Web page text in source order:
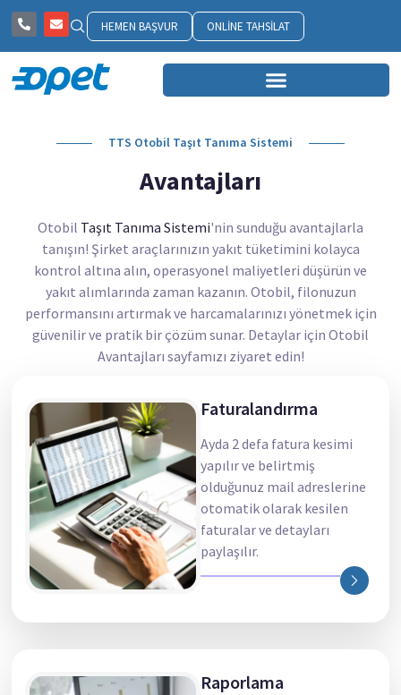
HEMEN BAŞVUR ONLINE TAHSILAT
TTS Otobil Taşıt Tanıma Sistemi
Avantajları
Otobil Taşıt Tanıma Sistemi'nin sunduğu avantajlarla
tanışın! Şirket araçlarınızın yakıt tüketimini kolayca
kontrol altına alın, operasyonel maliyetleri düşürün ve
yakıt alımlarında zaman kazanın. Otobil, filonuzun
performansını artırmak ve harcamalarınızı yönetmek için
güvenilir ve pratik bir çözüm sunar. Detaylar için Otobil
Avantajları sayfamızı ziyaret edin!
Faturalandırma
Ayda 2 defa fatura kesimi
yapılır ve belirtmiş
olduğunuz mail adreslerine
otomatik olarak kesilen
faturalar ve detayları
paylaşılır.
Raporlama